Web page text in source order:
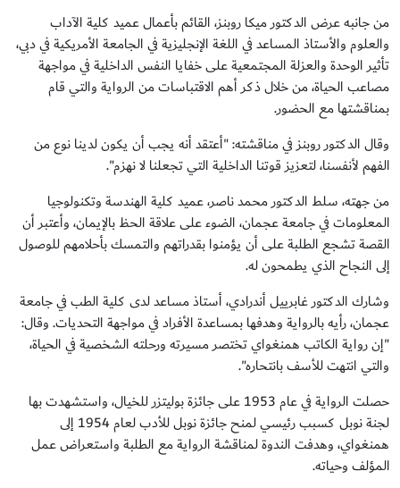
من جانبه عرض الدكتور ميكا روبنز، القائم بأعمال عميد كلية الآداب
والعلوم والأستاذ المساعد في اللغة الإنجليزية في الجامعة الأمريكية في دبي،
تأثير الوحدة والعزلة المجتمعية على خفايا النفس الداخلية في مواجهة
مصاعب الحياة، من خلال ذكر أهم الاقتباسات من الرواية والتي قام
بمناقشتها مع الحضور.
وقال الدكتور روبنز في مناقشته: "أعتقد أنه يجب أن يكون لدينا نوع من
الفهم لأنفسنا، لتعزيز قوتنا الداخلية التي تجعلنا لا نهزم".
من جهته، سلط الدكتور محمد ناصر، عميد كلية الهندسة وتكنولوجيا
المعلومات في جامعة عجمان، الضوء على علاقة الحظ بالإيمان، وأعتبر أن
القصة تشجع الطلبة على أن يؤمنوا بقدراتهم والتمسك بأحلامهم للوصول
إلى النجاح الذي يطمحون له.
وشارك الدكتور غابرييل أندرادي، أستاذ مساعد لدى كلية الطب في جامعة
عجمان، رأيه بالرواية وهدفها بمساعدة الأفراد في مواجهة التحديات. وقال:
"إن رواية الكاتب همنغواي تختصر مسيرته ورحلته الشخصية في الحياة،
والتي انتهت للأسف بانتحاره".
حصلت الرواية في عام 1953 على جائزة بوليتزر للخيال، واستشهدت بها
لجنة نوبل كسبب رئيسي لمنح جائزة نوبل للأدب لعام 1954 إلى
همنغواي، وهدفت الندوة لمناقشة الرواية مع الطلبة واستعراض عمل
المؤلف وحياته.